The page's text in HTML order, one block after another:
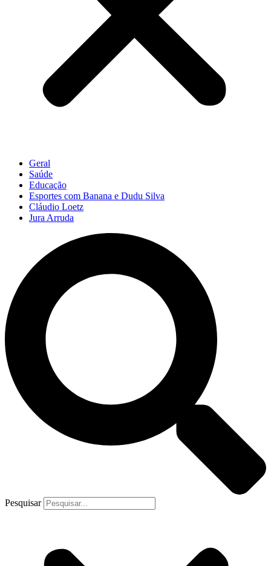
Geral
Saúde
Educação
Esportes com Banana e Dudu Silva
Cláudio Loetz
Jura Arruda
Pesquisar